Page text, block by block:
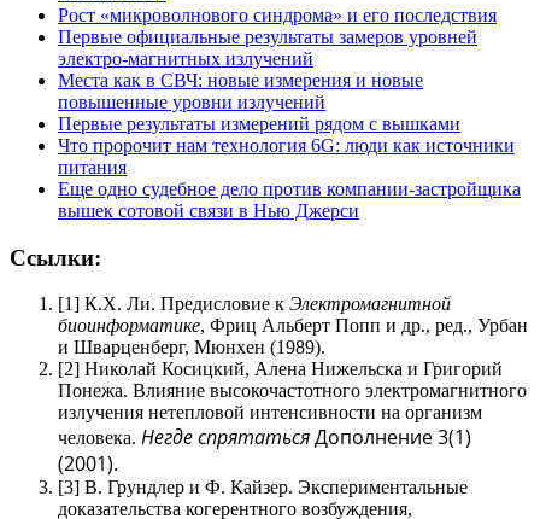
Рост «микроволнового синдрома» и его последствия
Первые официальные результаты замеров уровней
электро-магнитных излучений
Места как в СВЧ: новые измерения и новые
повышенные уровни излучений
Первые результаты измерений рядом с вышками
Что пророчит нам технология 6G: люди как источники
питания
Еще одно судебное дело против компании-застройщика
вышек сотовой связи в Нью Джерси
Ссылки:
[1] К.Х. Ли. Предисловие к Электромагнитной
биоинформатике, Фриц Альберт Попп и др., ред., Урбан
и Шварценберг, Мюнхен (1989).
[2] Николай Косицкий, Алена Нижельска и Григорий
Понежа. Влияние высокочастотного электромагнитного
излучения нетепловой интенсивности на организм
человека. Негде спрятатьсяДополнение 3(1)
(2001).
[3] В. Грундлер и Ф. Кайзер. Экспериментальные
доказательства когерентного возбуждения,